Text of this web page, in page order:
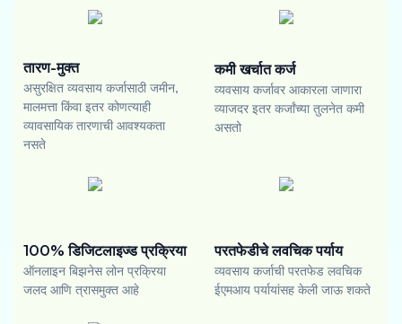
तारण-मुक्त
असुरक्षित व्यवसाय कर्जासाठी जमीन,
मालमत्ता किंवा इतर कोणत्याही
व्यावसायिक तारणाची आवश्यकता
नसते
कमी खर्चात कर्ज
व्यवसाय कर्जावर आकारला जाणारा
व्याजदर इतर कर्जांच्या तुलनेत कमी
असतो
100% डिजिटलाइज्ड प्रक्रिया
ऑनलाइन बिझनेस लोन प्रक्रिया
जलद आणि त्रासमुक्त आहे
परतफेडीचे लवचिक पर्याय
व्यवसाय कर्जाची परतफेड लवचिक
ईएमआय पर्यायांसह केली जाऊ शकते